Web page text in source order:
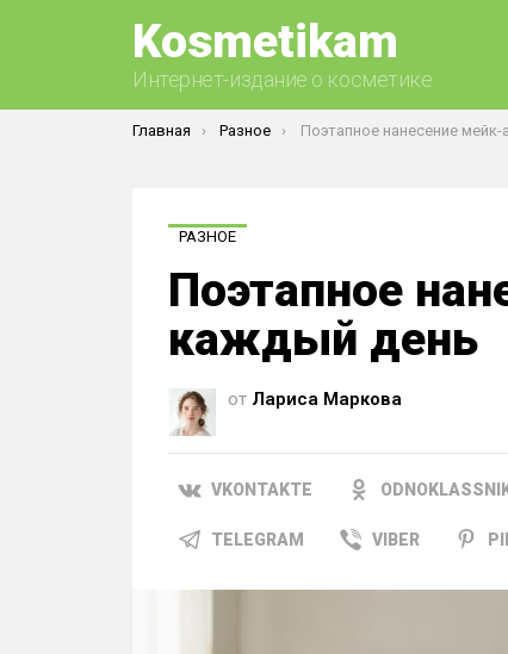
Kosmetikam
Интернет-издание о косметике
Вы здесь:
Главная Разное Поэтапное нанесение мейк-апа на
РАЗНОЕ
Поэтапное
каждый день
от Лариса Маркова
VKONTAKTE
TELEGRAM VIBER